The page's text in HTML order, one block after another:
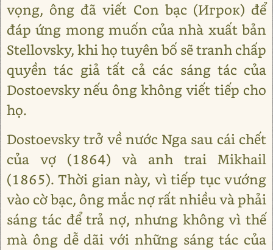
vọng, ông đã viết Con bạc (Игрок) để
đáp ứng mong muốn của nhà xuất bản
Stellovsky, khi họ tuyên bố sẽ tranh chấp
quyền tác giả tất cả các sáng tác của
Dostoevsky nếu ông không viết tiếp cho
họ.
Dostoevsky trở về nước Nga sau cái chết
của vợ (1864) và anh trai Mikhail
(1865). Thời gian này, vì tiếp tục vướng
vào cờ bạc, ông mắc nợ rất nhiều và phải
sáng tác để trả nợ, nhưng không vì thế
mà ông dễ dãi với những sáng tác của